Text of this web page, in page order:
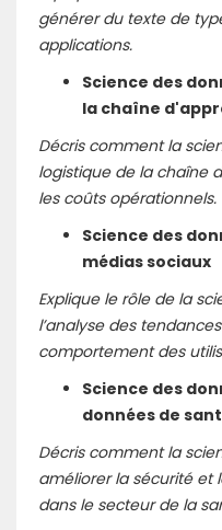
générer du texte de
applications.
Science des
la chaîne
Décris comment la
logistique de la chaîne
les coûts opérationnels.
Science des
médias sociaux
Explique le rôle de la
l’analyse des
comportement des
Science des
données de
Décris comment la
améliorer la sécurité et
dans le secteur de la